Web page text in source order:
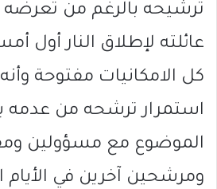
ترشيحه بالرغم من تعرضه
عائلته لإطلاق النار أول
كل الامكانيات مفتوحة
استمرار ترشحه من عدمه
الموضوع مع مسؤولين
ومرشحين آخرين في الأيام